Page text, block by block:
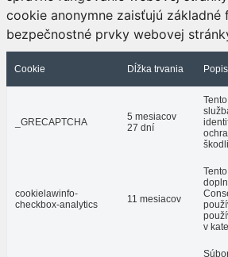
cookie anonymne zaisťujú základné
bezpečnostné prvky webovej
Cookie Dĺžka trvania Popis
_GRECAPTCHA
5 mesiacov
27 dní
cookielawinfo-
checkbox-analytics
11 mesiacov
v